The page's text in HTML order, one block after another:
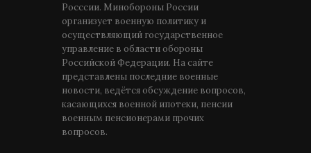
Росссии. Минобороны России
организует военную политику и
осуществляющий государственное
управление в области обороны
Российской Федерации. На сайте
представлены последние военные
новости, ведётся обсуждение вопросов,
касающихся военной ипотеки, пенсии
военным пенсионерами прочих
вопросов.